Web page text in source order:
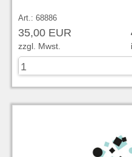
Art.: 68886
35,00 EUR
zzgl. Mwst.
zu